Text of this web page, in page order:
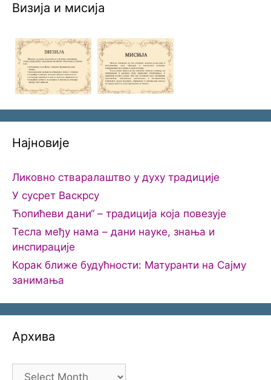
Визија и мисија
Најновије
Ликовно стваралаштво у духу традиције
У сусрет Васкрсу
Ћопићеви дани“ – традиција која повезује
Тесла међу нама – дани науке, знања и
инспирације
Корак ближе будућности: Матуранти на Сајму
занимања
Архива
Архива